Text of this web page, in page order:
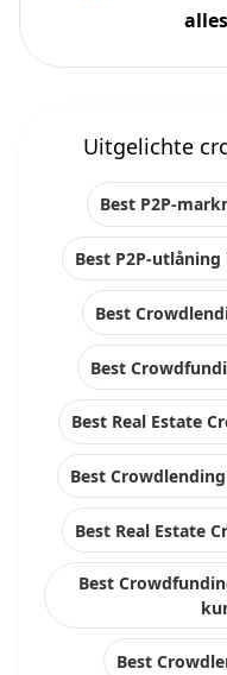
Uitgelichte
Best P2P-
Best P2P-
Best
Best
Best Real Estate
Best
Best Real Estate
Best
Best